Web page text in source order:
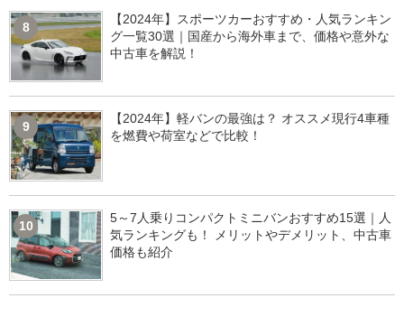
8
【2024年】スポーツカーおすすめ・人気ランキン
グ一覧30選｜国産から海外車まで、価格や意外な
中古車を解説！
9
【2024年】軽バンの最強は？ オススメ現行4車種
を燃費や荷室などで比較！
10
5～7人乗りコンパクトミニバンおすすめ15選｜人
気ランキングも！ メリットやデメリット、中古車
価格も紹介